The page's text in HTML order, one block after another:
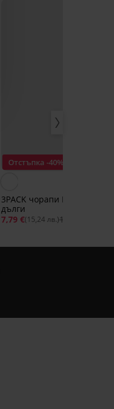
Отстъпка -40%
3PACK чорапи Finnegan по-
дълги
7,79 €(15,24 лв.)12,99 €